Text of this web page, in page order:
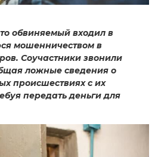
обвиняемый входил в
мошенничеством в
Соучастники звонили
ложные сведения о
происшествиях с их
передать деньги для